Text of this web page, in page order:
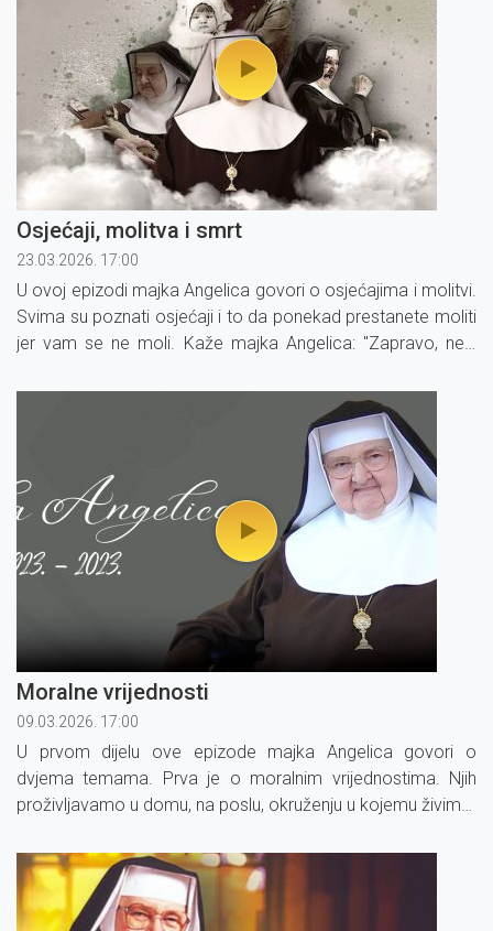
Osjećaji, molitva i smrt
23.03.2026. 17:00
U ovoj epizodi majka Angelica govori o osjećajima i molitvi.
Svima su poznati osjećaji i to da ponekad prestanete moliti
jer vam se ne moli. Kaže majka Angelica: "Zapravo, neki
a to je velika pogrješka."
Moralne vrijednosti
09.03.2026. 17:00
U prvom dijelu ove epizode majka Angelica govori o
dvjema temama. Prva je o moralnim vrijednostima. Njih
proživljavamo u domu, na poslu, okruženju u kojemu živimo.
u vašem okruženju.